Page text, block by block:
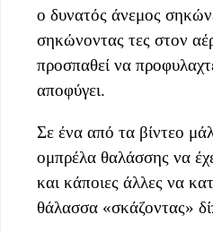
ο δυνατός άνεμος
σηκώνοντας τες στον
προσπαθεί να
αποφύγει.
Σε ένα από τα βίντεο
ομπρέλα θαλάσσης να
και κάποιες άλλες να
θάλασσα «σκάζοντας»